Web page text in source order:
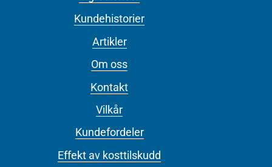
Kundehistorier
Artikler
Om oss
Kontakt
Vilkår
Kundefordeler
Effekt av kosttilskudd